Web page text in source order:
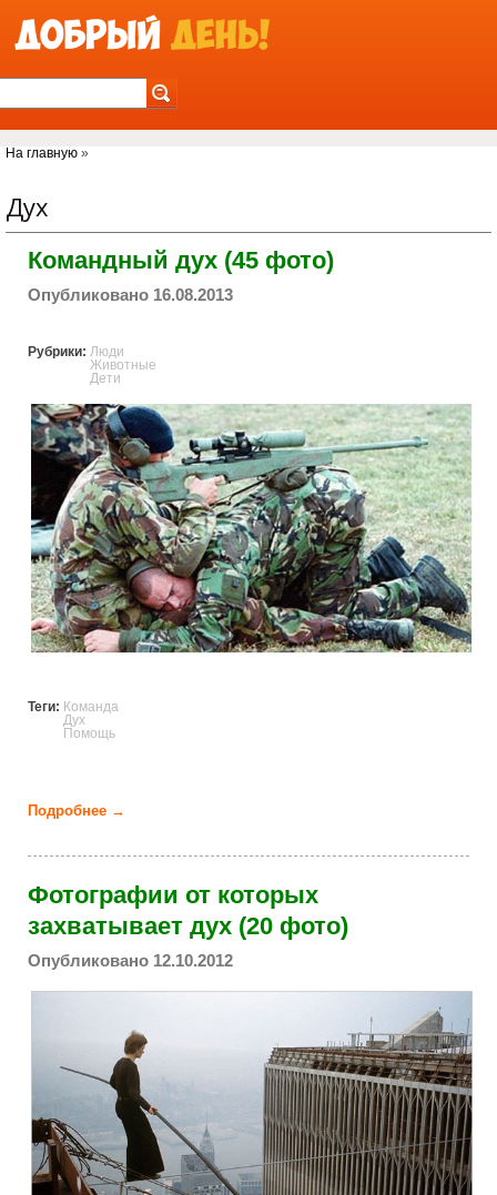
Вы здесь
На главную »
Дух
Командный дух (45 фото)
Опубликовано 16.08.2013
Рубрики: Люди
Животные
Дети
thats_the_team_spirit.jpg
Теги: Команда
Дух
Помощь
Подробнее →
Фотографии от которых
захватывает дух (20 фото)
Опубликовано 12.10.2012
unusual_photo.jpg